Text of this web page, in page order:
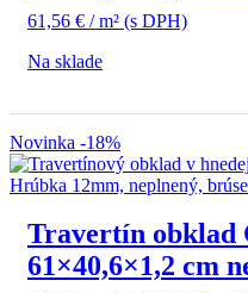
61,56 € / m² (s DPH)
Na sklade
Novinka -18%
Travertín obklad
61×40,6×1,2 cm